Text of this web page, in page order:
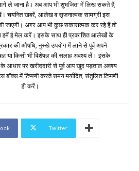
ले जाना है। अब आप भी शुभजिता में लिख सकते हैं,
चयनित खबरें, आलेख व सृजनात्मक सामग्री इस
जाएगी। अगर आप भी कुछ सकारात्मक कर रहे हैं तो
हमें ई मेल करें। इसके साथ ही प्रकाशित आलेखों के
की औषधि, नुस्खे उपयोग में लाने से पूर्व अपने
या किसी भी विशेषज्ञ की सलाह अवश्य लें। इसके
आधार पर खरीददारी से पूर्व आप खुद पड़ताल अवश्य
में टिप्पणी करते समय मर्यादित, संतुलित टिप्पणी
ही करें।
Twitter